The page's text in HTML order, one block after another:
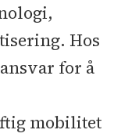
Hos
for å
mobilitet